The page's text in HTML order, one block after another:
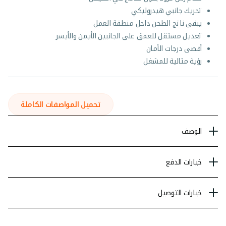
تحريك جانبي هيدروليكي
يبقى ناتج الطحن داخل منطقة العمل
تعديل مستقل للعمق على الجانبين الأيمن والأيسر
أقصى درجات الأمان
رؤية مثالية للمشغل
تحميل المواصفات الكاملة
الوصف
خيارات الدفع
خيارات التوصيل